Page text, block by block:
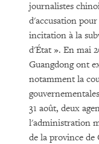
journalistes
d'accusation
incitation à la
d'État ». En mai
Guangdong ont
notamment la
31 août, deux
l'administration
de la province de